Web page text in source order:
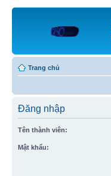
Trang chủ
Đăng nhập
Tên thành viên:
Mật khẩu: